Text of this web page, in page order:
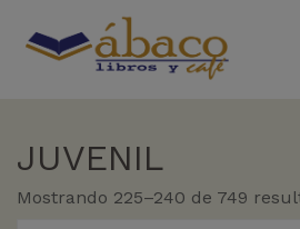
JUVENIL
Mostrando 225–240 de 749